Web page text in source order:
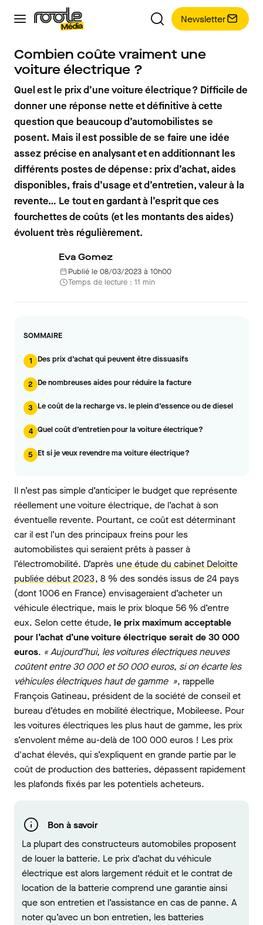
Newsletter
Combien coûte vraiment une
voiture électrique ?
Quel est le prix d’une voiture électrique ? Difficile de
donner une réponse nette et définitive à cette
question que beaucoup d’automobilistes se
posent. Mais il est possible de se faire une idée
assez précise en analysant et en additionnant les
différents postes de dépense : prix d’achat, aides
disponibles, frais d’usage et d’entretien, valeur à la
revente… Le tout en gardant à l’esprit que ces
fourchettes de coûts (et les montants des aides)
évoluent très régulièrement.
Eva Gomez
Publié le 08/03/2023 à 10h00
Temps de lecture : 11 min
SOMMAIRE
1 Des prix d’achat qui peuvent être dissuasifs
2 De nombreuses aides pour réduire la facture
3 Le coût de la recharge vs. le plein d’essence ou de diesel
4 Quel coût d’entretien pour la voiture électrique ?
5 Et si je veux revendre ma voiture électrique ?
Il n’est pas simple d’anticiper le budget que représente
réellement une voiture électrique, de l’achat à son
éventuelle revente. Pourtant, ce coût est déterminant
car il est l’un des principaux freins pour les
automobilistes qui seraient prêts à passer à
l’électromobilité. D’après une étude du cabinet Deloitte
publiée début 2023, 8 % des sondés issus de 24 pays
(dont 1006 en France) envisageraient d’acheter un
véhicule électrique, mais le prix bloque 56 % d’entre
eux. Selon cette étude, le prix maximum acceptable
pour l’achat d’une voiture électrique serait de 30 000
euros. « Aujourd’hui, les voitures électriques neuves
coûtent entre 30 000 et 50 000 euros, si on écarte les
véhicules électriques haut de gamme », rappelle
François Gatineau, président de la société de conseil et
bureau d’études en mobilité électrique, Mobileese. Pour
les voitures électriques les plus haut de gamme, les prix
s’envolent même au-delà de 100 000 euros ! Les prix
d'achat élevés, qui s’expliquent en grande partie par le
coût de production des batteries, dépassent rapidement
les plafonds fixés par les potentiels acheteurs.
Bon à savoir
La plupart des constructeurs automobiles proposent
de louer la batterie. Le prix d’achat du véhicule
électrique est alors largement réduit et le contrat de
location de la batterie comprend une garantie ainsi
que son entretien et l’assistance en cas de panne. A
noter qu’avec un bon entretien, les batteries